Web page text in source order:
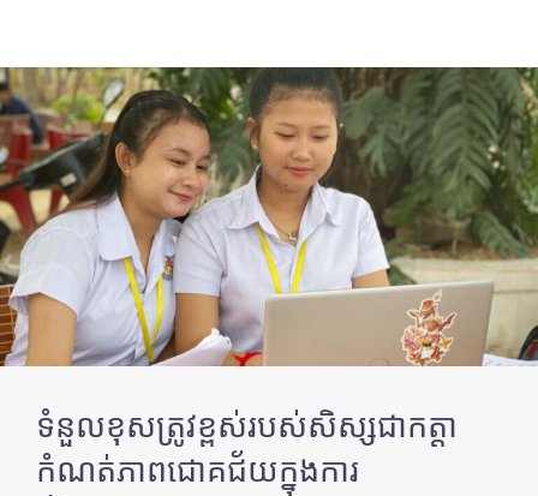
ទំនួលខុសត្រូវខ្ពស់របស់សិស្សជាកត្តា
កំណត់ភាពជោគជ័យក្នុងការ